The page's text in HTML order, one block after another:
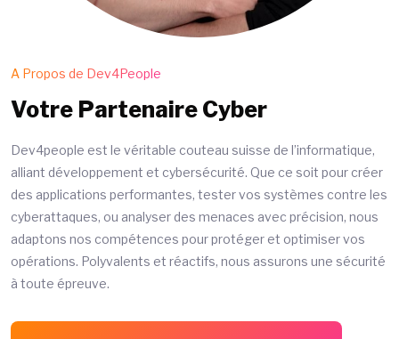
A Propos de Dev4People
Votre Partenaire Cyber
Dev4people est le véritable couteau suisse de l’informatique,
alliant développement et cybersécurité. Que ce soit pour créer
des applications performantes, tester vos systèmes contre les
cyberattaques, ou analyser des menaces avec précision, nous
adaptons nos compétences pour protéger et optimiser vos
opérations. Polyvalents et réactifs, nous assurons une sécurité
à toute épreuve.